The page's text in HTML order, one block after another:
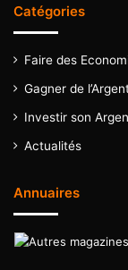
Catégories
Faire des
Gagner de
Investir son
Actualités
Annuaires